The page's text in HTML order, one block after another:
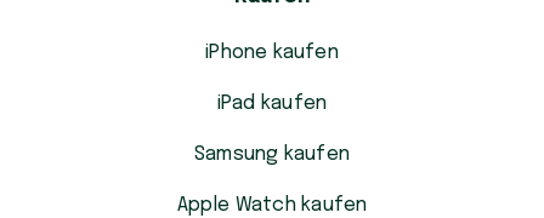
iPhone kaufen
iPad kaufen
Samsung kaufen
Apple Watch kaufen